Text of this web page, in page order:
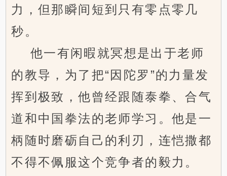
力，但那瞬间短到只有零点零几
秒。
他一有闲暇就冥想是出于老师
的教导，为了把“因陀罗”的力量发
挥到极致，他曾经跟随泰拳、合气
道和中国拳法的老师学习。他是一
柄随时磨砺自己的利刃，连恺撒都
不得不佩服这个竞争者的毅力。